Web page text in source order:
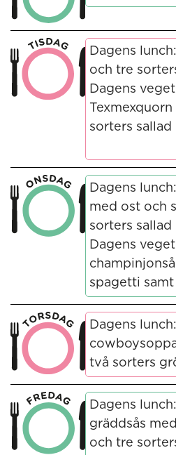
Dagens
och tre
Dagens
sorters sallad
Dagens
med ost och
sorters sallad
Dagens
spagetti
Dagens
två sorters
Dagens
gräddsås
och tre